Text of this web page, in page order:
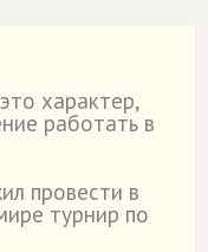
характер,
работать в
провести в
турнир по